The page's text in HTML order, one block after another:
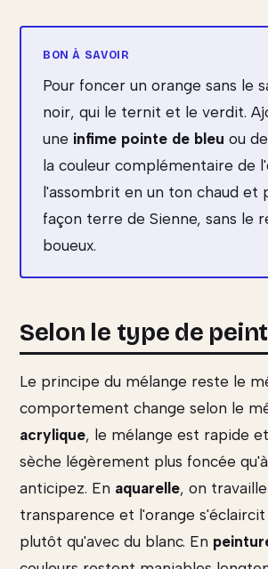
Pour foncer un orange sans le
noir, qui le ternit et le verdit.
une infime pointe de bleu ou
la couleur complémentaire de
l'assombrit en un ton chaud et
façon terre de Sienne, sans le
boueux.
Selon le type de
Le principe du mélange reste le
comportement change selon le
acrylique, le mélange est rapide
sèche légèrement plus foncée
anticipez. En aquarelle, on
transparence et l'orange s'éclaircit
plutôt qu'avec du blanc. En